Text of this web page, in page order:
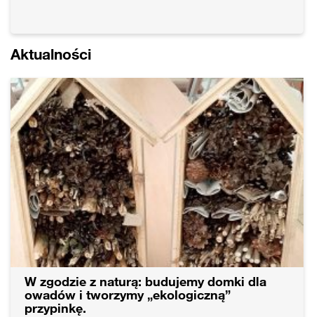
Aktualności
W zgodzie z naturą: budujemy domki dla
owadów i tworzymy „ekologiczną”
przypinkę.